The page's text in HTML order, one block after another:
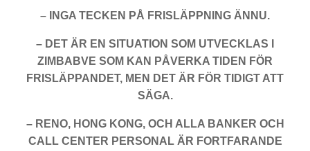
– INGA TECKEN PÅ FRISLÄPPNING ÄNNU.
– DET ÄR EN SITUATION SOM UTVECKLAS I
ZIMBABVE SOM KAN PÅVERKA TIDEN FÖR
FRISLÄPPANDET, MEN DET ÄR FÖR TIDIGT ATT
SÄGA.
– RENO, HONG KONG, OCH ALLA BANKER OCH
CALL CENTER PERSONAL ÄR FORTFARANDE